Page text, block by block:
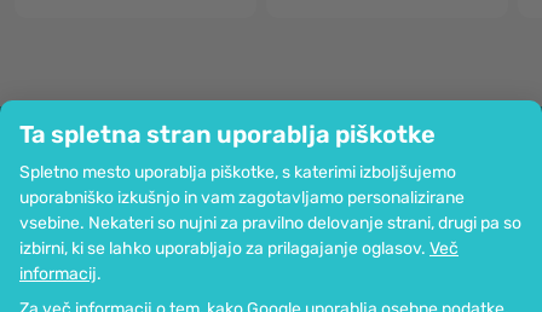
Ta spletna stran uporablja piškotke
Spletno mesto uporablja piškotke, s katerimi izboljšujemo
uporabniško izkušnjo in vam zagotavljamo personalizirane
vsebine. Nekateri so nujni za pravilno delovanje strani, drugi pa so
izbirni, ki se lahko uporabljajo za prilagajanje oglasov. Več
informacij.
Podjetje
Informacije
Pridružite se nam
Pomoč in naročila